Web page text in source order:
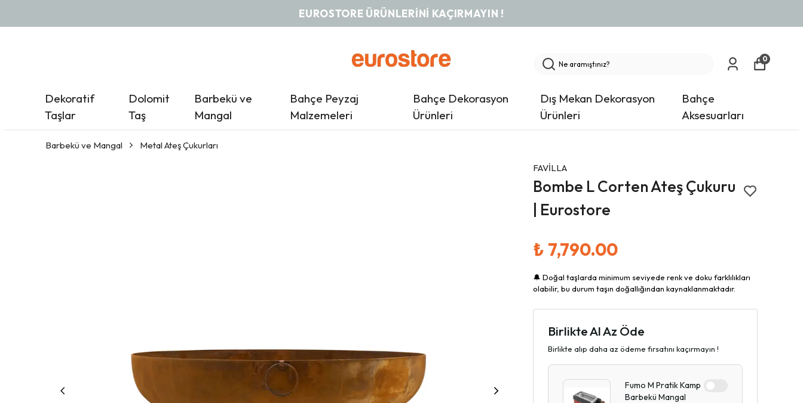
EUROSTORE ÜRÜNLERINI KAÇIRMAYIN !
Dekoratif
Taşlar
Dolomit
Taş
Barbekü ve
Mangal
Bahçe Peyzaj
Malzemeleri
Bahçe Dekorasyon
Ürünleri
Dış Mekan Dekorasyon
Ürünleri
Bahçe
Aksesuarları
0
Barbekü ve Mangal
Metal Ateş Çukurları
FAVİLLA
Bombe L Corten Ateş Çukuru
| Eurostore
₺ 7,790.00
🔔 Doğal taşlarda minimum seviyede renk ve doku farklılıkları
olabilir, bu durum taşın doğallığından kaynaklanmaktadır.
Birlikte Al Az Öde
Birlikte alıp daha az ödeme fırsatını kaçırmayın !
Fumo M Pratik Kamp
Barbekü Mangal